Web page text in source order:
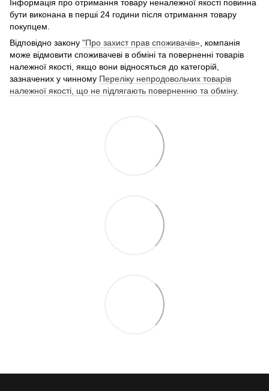
Інформація про отримання товару неналежної якості повинна
бути виконана в перші 24 години після отримання товару
покупцем.
Відповідно закону "Про захист прав споживачів», компанія
може відмовити споживачеві в обміні та поверненні товарів
належної якості, якщо вони відносяться до категорій,
зазначених у чинному Переліку непродовольчих товарів
належної якості, що не підлягають поверненню та обміну.